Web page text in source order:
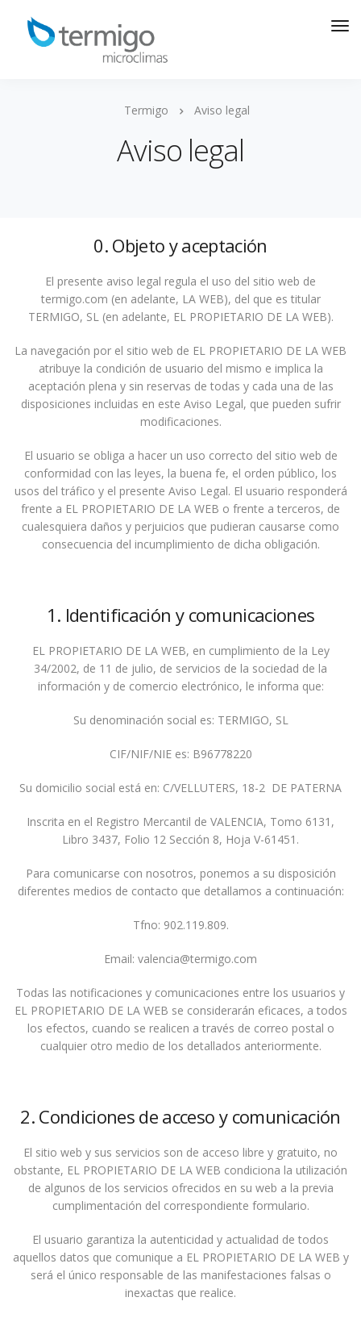
Termigo Aviso legal
Aviso legal
0. Objeto y aceptación
El presente aviso legal regula el uso del sitio web de
termigo.com (en adelante, LA WEB), del que es titular
TERMIGO, SL (en adelante, EL PROPIETARIO DE LA WEB).
La navegación por el sitio web de EL PROPIETARIO DE LA WEB
atribuye la condición de usuario del mismo e implica la
aceptación plena y sin reservas de todas y cada una de las
disposiciones incluidas en este Aviso Legal, que pueden sufrir
modificaciones.
El usuario se obliga a hacer un uso correcto del sitio web de
conformidad con las leyes, la buena fe, el orden público, los
usos del tráfico y el presente Aviso Legal. El usuario responderá
frente a EL PROPIETARIO DE LA WEB o frente a terceros, de
cualesquiera daños y perjuicios que pudieran causarse como
consecuencia del incumplimiento de dicha obligación.
1. Identificación y comunicaciones
EL PROPIETARIO DE LA WEB, en cumplimiento de la Ley
34/2002, de 11 de julio, de servicios de la sociedad de la
información y de comercio electrónico, le informa que:
Su denominación social es: TERMIGO, SL
CIF/NIF/NIE es: B96778220
Su domicilio social está en: C/VELLUTERS, 18-2 DE PATERNA
Inscrita en el Registro Mercantil de VALENCIA, Tomo 6131,
Libro 3437, Folio 12 Sección 8, Hoja V-61451.
Para comunicarse con nosotros, ponemos a su disposición
diferentes medios de contacto que detallamos a continuación:
Tfno: 902.119.809.
Email: valencia@termigo.com
Todas las notificaciones y comunicaciones entre los usuarios y
EL PROPIETARIO DE LA WEB se considerarán eficaces, a todos
los efectos, cuando se realicen a través de correo postal o
cualquier otro medio de los detallados anteriormente.
2. Condiciones de acceso y comunicación
El sitio web y sus servicios son de acceso libre y gratuito, no
obstante, EL PROPIETARIO DE LA WEB condiciona la utilización
de algunos de los servicios ofrecidos en su web a la previa
cumplimentación del correspondiente formulario.
El usuario garantiza la autenticidad y actualidad de todos
aquellos datos que comunique a EL PROPIETARIO DE LA WEB y
será el único responsable de las manifestaciones falsas o
inexactas que realice.